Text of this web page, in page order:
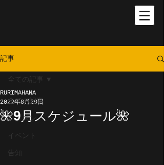
記事
全ての記事
レッスン
イベント
告知
全ての記事
🌺9月スケジュール🌺
RURIMAHANA
2022年8月29日